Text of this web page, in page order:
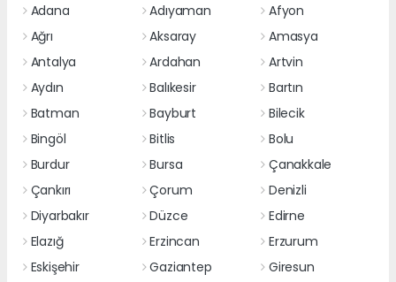
Adana Adıyaman
Afyon
Ağrı
Aksaray
Amasya
Antalya
Ardahan
Artvin
Aydın
Balıkesir
Bartın
Batman
Bayburt
Bilecik
Bingöl
Bitlis
Bolu
Burdur
Bursa
Çanakkale
Çankırı
Çorum
Denizli
Diyarbakır
Düzce
Edirne
Elazığ
Erzincan
Erzurum
Eskişehir
Gaziantep
Giresun